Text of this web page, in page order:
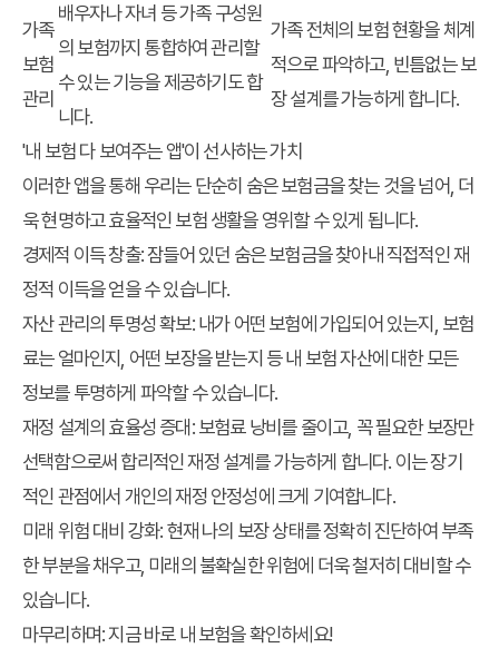
가족
보험
관리
배우자나 자녀 등 가족 구성원
의 보험까지 통합하여 관리할
수 있는 기능을 제공하기도 합
니다.
가족 전체의 보험 현황을 체계
적으로 파악하고, 빈틈없는 보
장 설계를 가능하게 합니다.
'내 보험 다 보여주는 앱'이 선사하는 가치
이러한 앱을 통해 우리는 단순히 숨은 보험금을 찾는 것을 넘어, 더
욱 현명하고 효율적인 보험 생활을 영위할 수 있게 됩니다.
경제적 이득 창출:잠들어 있던 숨은 보험금을 찾아내 직접적인 재
정적 이득을 얻을 수 있습니다.
자산 관리의 투명성 확보:내가 어떤 보험에 가입되어 있는지, 보험
료는 얼마인지, 어떤 보장을 받는지 등 내 보험 자산에 대한 모든
정보를 투명하게 파악할 수 있습니다.
재정 설계의 효율성 증대:보험료 낭비를 줄이고, 꼭 필요한 보장만
선택함으로써 합리적인 재정 설계를 가능하게 합니다. 이는 장기
적인 관점에서 개인의 재정 안정성에 크게 기여합니다.
미래 위험 대비 강화:현재 나의 보장 상태를 정확히 진단하여 부족
한 부분을 채우고, 미래의 불확실한 위험에 더욱 철저히 대비할 수
있습니다.
마무리하며: 지금 바로 내 보험을 확인하세요!